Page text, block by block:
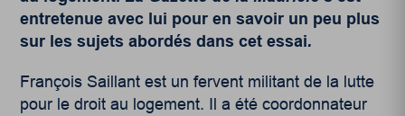
entretenue avec lui pour en savoir un peu plus
sur les sujets abordés dans cet essai.
François Saillant est un fervent militant de la lutte
pour le droit au logement. Il a été coordonnateur